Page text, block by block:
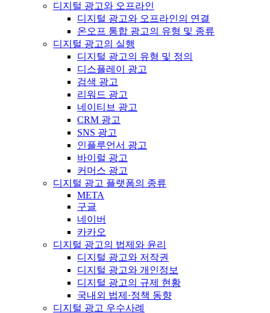
디지털 광고와 오프라인
디지털 광고와 오프라인의 연결
온오프 통합 광고의 유형 및 종류
디지털 광고의 실행
디지털 광고의 유형 및 정의
디스플레이 광고
검색 광고
리워드 광고
네이티브 광고
CRM 광고
SNS 광고
인플루언서 광고
바이럴 광고
커머스 광고
디지털 광고 플랫폼의 종류
META
구글
네이버
카카오
디지털 광고의 법제와 윤리
디지털 광고와 저작권
디지털 광고와 개인정보
디지털 광고의 규제 현황
국내외 법제·정책 동향
디지털 광고 우수사례